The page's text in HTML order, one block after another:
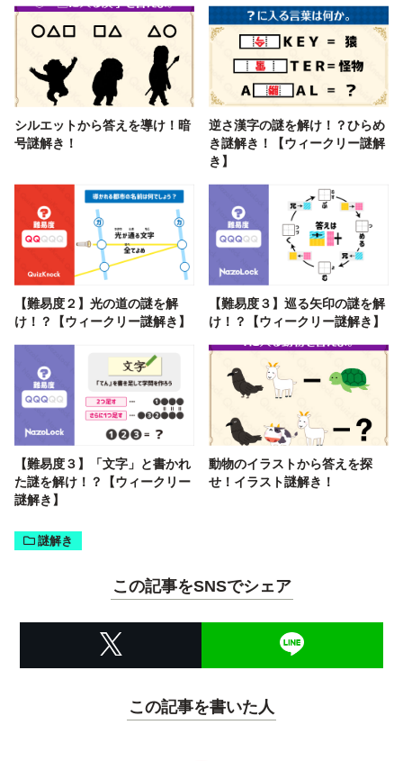
シルエットから答えを導け！暗
号謎解き！
逆さ漢字の謎を解け！？ひらめ
き謎解き！【ウィークリー謎解
き】
【難易度２】光の道の謎を解
け！？【ウィークリー謎解き】
【難易度３】巡る矢印の謎を解
け！？【ウィークリー謎解き】
【難易度３】「文字」と書かれ
た謎を解け！？【ウィークリー
謎解き】
動物のイラストから答えを探
せ！イラスト謎解き！
謎解き
この記事をSNSでシェア
この記事を書いた人